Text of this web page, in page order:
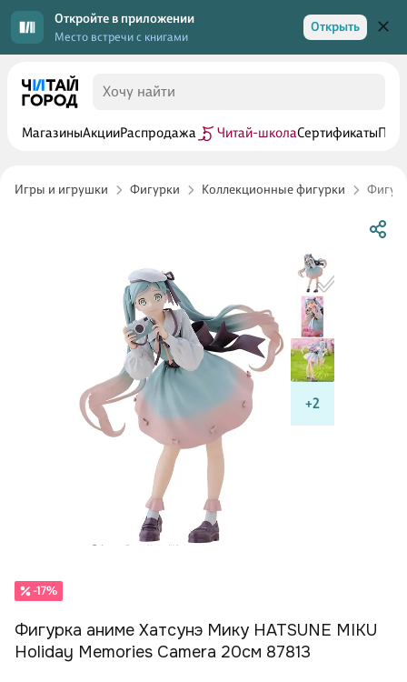
Откройте в приложении
Место встречи с книгами
Открыть
МагазиныАкцииРаспродажа Читай-школаСертификаты
Игры и игрушки Фигурки Коллекционные фигурки
+2
-17%
Фигурка аниме Хатсунэ Мику HATSUNE MIKU
Holiday Memories Camera 20см 87813